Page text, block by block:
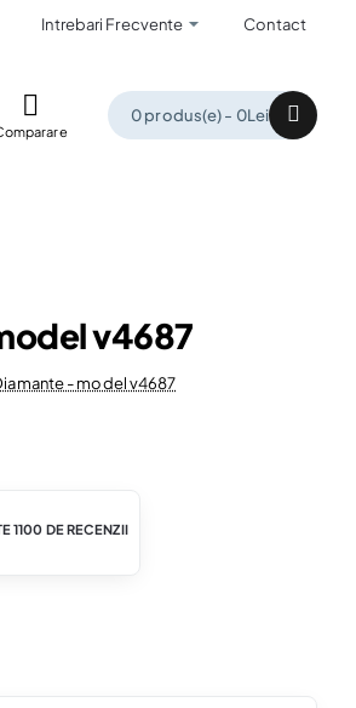
Intrebari Frecvente Contact
0 produs(e) - 0Lei
v4687
- model v4687
1100 DE RECENZII